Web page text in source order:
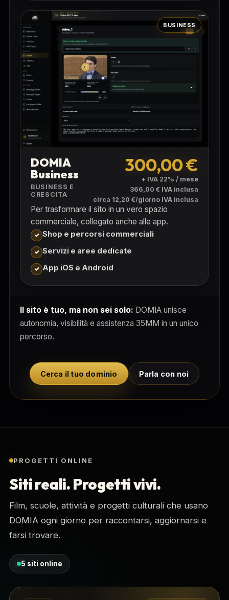
BUSINESS
DOMIA
Business
BUSINESS E
CRESCITA
300,00 €
+ IVA 22% / mese
366,00 € IVA inclusa
circa 12,20 €/giorno IVA inclusa
Per trasformare il sito in un vero spazio
commerciale, collegato anche alle app.
Shop e percorsi commerciali
Servizi e aree dedicate
App iOS e Android
Il sito è tuo, ma non sei solo: DOMIA unisce
autonomia, visibilità e assistenza 35MM in un unico
percorso.
Cerca il tuo dominio Parla con noi
PROGETTI ONLINE
Siti reali. Progetti vivi.
Film, scuole, attività e progetti culturali che usano
DOMIA ogni giorno per raccontarsi, aggiornarsi e
farsi trovare.
5 siti online